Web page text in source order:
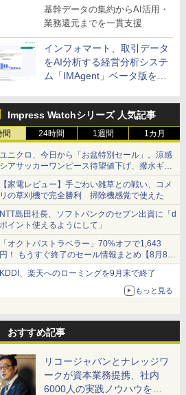
基幹データの集約からAI活用・
業務還元までを一貫支援
インフォマート、取引データ
をAI分析する経営分析システ
ム「IMAgent」ベータ版を提
Impress Watchシリーズ 人気記事
間 24時間 1週間 1カ月
ユニクロ、今日から「お盆特別セール」。涼感
シアサッカーワンピース待望値下げ、撥水ギア
ショーツは1990円に
【家電レビュー】手ごわい雑草との戦い、コメ
リの草刈機で完全勝利 掃除機感覚で使えた
NTT島田社長、ソフトバンクのセブン出資に「d
ポイント使えるようにして」
「オクトパストラベラー」70%オフで1,643
円！ もうすぐ終了のセール情報まとめ【8月8日
更新】
ニンテンドーeショップでは「大神 絶景版」が
KDDI、楽天へのローミングを9月末で終了
もっと見る
おすすめ記事
リコージャパンとナレッジワ
ークが資本業務提携、社内
6000人の実践ノウハウを生